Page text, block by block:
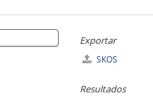
Exportar
SKOS
Resultados